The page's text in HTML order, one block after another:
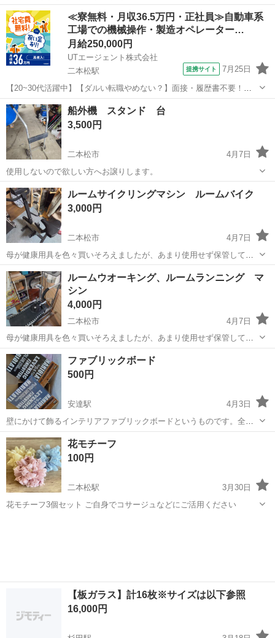
点付けで、塞がると思われます。 MAXエアーコンプレッサーになりま
す。 訳あり理由は、タンクからエアーが漏れてます、溶接で穴は塞が
ると思いますが、ジャンク扱いで...
福島 二本松市 二本松駅 その他 エアー
≪寮無料・月収36.5万円・正社員≫自動車系
工場での機械操作・製造オペレーター…
月給250,000円
UTエージェント株式会社
二本松駅
提携サイト 7月25日
【20~30代活躍中】【ダルい転職やめない？】面接・履歴書不要！た
った3分で最短当日内定！【月収36.5万円可】金属部品の製造・機械操
作！空調完備&社宅費全額補助◎丁寧な研修あり《Jcdh1-AC》 詳細情
報 ◇◆自動車部...
福島 二本松市 二本松駅 その他
船外機 スタンド 台
3,500円
二本松市
4月7日
使用しないので欲しい方へお譲りします。
福島 二本松市 その他
ルームサイクリングマシン ルームバイク
3,000円
二本松市
4月7日
母が健康用具を色々買いそろえましたが、あまり使用せず保管してい
ました。今後も使用予定がないので、欲しい方へお譲りします。
福島 二本松市 その他 ルーム
ルームウオーキング、ルームランニング マ
シン
4,000円
二本松市
4月7日
母が健康用具を色々買いそろえましたが、あまり使用せず保管してい
ました。今後も使用予定がないので、欲しい方へお譲りします。
福島 二本松市 その他 ルーム
ファブリックボード
500円
安達駅
4月3日
壁にかけて飾るインテリアファブリックボードというものです。全部
で7枚あります。1枚は開封してありますが、その他は新品・未開封で
す。 組み合わせてマットとして使ったり、DIY用に買いましたが余り
です。
福島 二本松市
花モチーフ
100円
二本松駅
3月30日
花モチーフ3個セット ご自身でコサージュなどにご活用ください
【板ガラス】計16枚※サイズは以下参照
16,000円